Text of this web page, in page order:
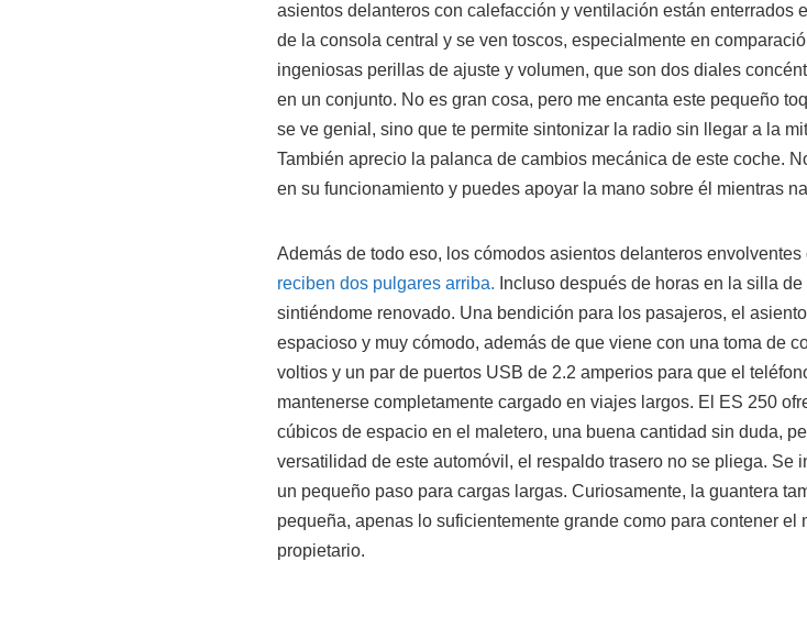
asientos delanteros con calefacción y ventilación están enterrados
de la consola central y se ven toscos, especialmente en
ingeniosas perillas de ajuste y volumen, que son dos diales
en un conjunto. No es gran cosa, pero me encanta este pequeño
se ve genial, sino que te permite sintonizar la radio sin llegar a la
También aprecio la palanca de cambios mecánica de este coche.
en su funcionamiento y puedes apoyar la mano sobre él mientras
Además de todo eso, los cómodos asientos delanteros envolventes
reciben dos pulgares arriba. Incluso después de horas en la silla
sintiéndome renovado. Una bendición para los pasajeros, el
espacioso y muy cómodo, además de que viene con una toma de
voltios y un par de puertos USB de 2.2 amperios para que el
mantenerse completamente cargado en viajes largos. El ES 250
cúbicos de espacio en el maletero, una buena cantidad sin duda,
versatilidad de este automóvil, el respaldo trasero no se pliega. Se
un pequeño paso para cargas largas. Curiosamente, la guantera
pequeña, apenas lo suficientemente grande como para contener el
propietario.